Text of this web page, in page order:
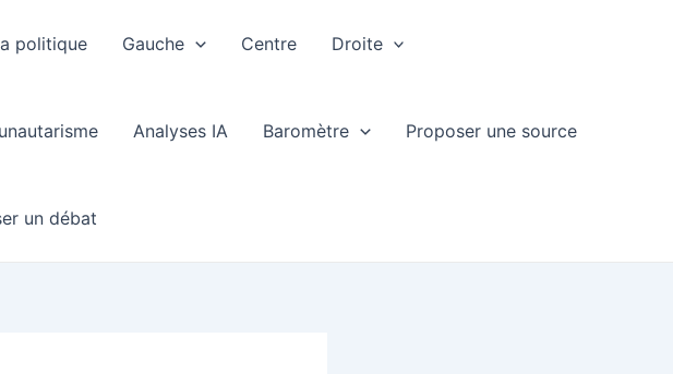
politique Gauche Centre Droite
Analyses IA Baromètre Proposer une source
un débat